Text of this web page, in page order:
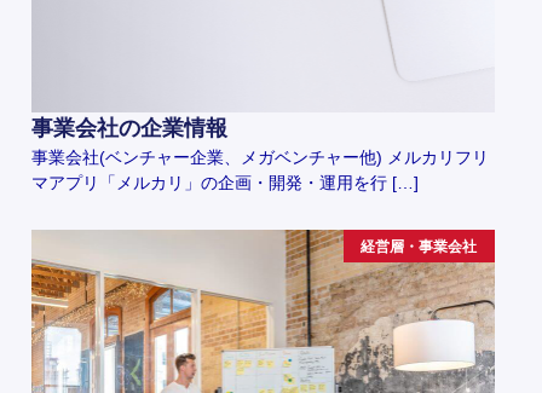
事業会社の企業情報
事業会社(ベンチャー企業、メガベンチャー他) メルカリフリ
マアプリ「メルカリ」の企画・開発・運用を行 […]
経営層・事業会社